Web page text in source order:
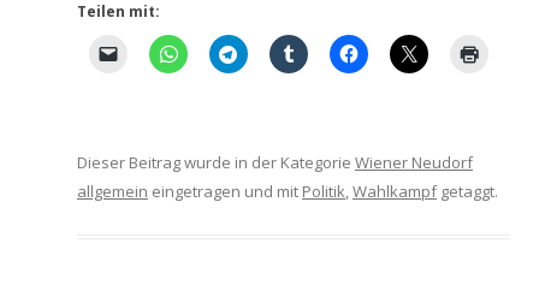
Teilen mit:
Dieser Beitrag wurde in der Kategorie Wiener Neudorf
allgemein eingetragen und mit Politik,Wahlkampfgetaggt.